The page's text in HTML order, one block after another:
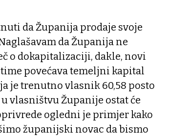
da Županija prodaje svoje
da Županija ne
o dokapitalizaciji, dakle, novi
povećava temeljni kapital
je trenutno vlasnik 60,58 posto
vlasništvu Županije ostat će
ogledni je primjer kako
županijski novac da bismo